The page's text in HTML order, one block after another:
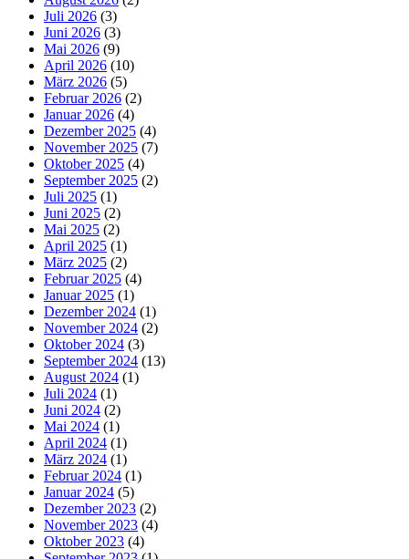
Juli 2026 (3)
Juni 2026 (3)
Mai 2026 (9)
April 2026 (10)
März 2026 (5)
Februar 2026 (2)
Januar 2026 (4)
Dezember 2025 (4)
November 2025 (7)
Oktober 2025 (4)
September 2025 (2)
Juli 2025 (1)
Juni 2025 (2)
Mai 2025 (2)
April 2025 (1)
März 2025 (2)
Februar 2025 (4)
Januar 2025 (1)
Dezember 2024 (1)
November 2024 (2)
Oktober 2024 (3)
September 2024 (13)
August 2024 (1)
Juli 2024 (1)
Juni 2024 (2)
Mai 2024 (1)
April 2024 (1)
März 2024 (1)
Februar 2024 (1)
Januar 2024 (5)
Dezember 2023 (2)
November 2023 (4)
Oktober 2023 (4)